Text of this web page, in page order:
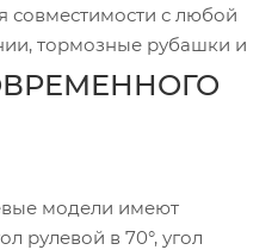
совместимости с любой
тормозные рубашки и
модели имеют
рулевой в 70°, угол